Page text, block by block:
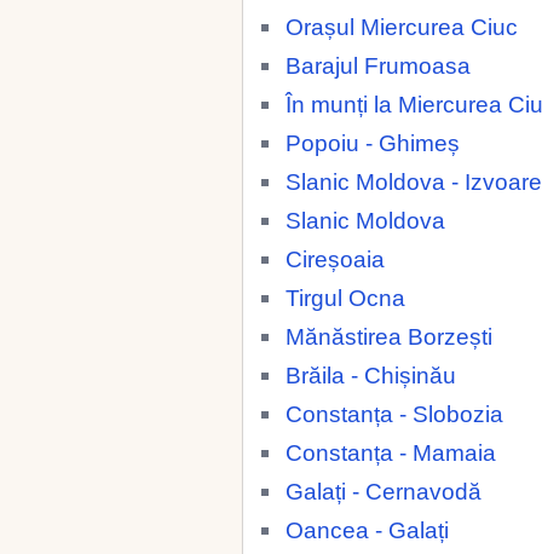
Orașul Miercurea Ciuc
Barajul Frumoasa
În munți la Miercurea
Popoiu - Ghimeș
Slanic Moldova - Izvoare
Slanic Moldova
Cireșoaia
Tirgul Ocna
Mănăstirea Borzești
Brăila - Chișinău
Constanța - Slobozia
Constanța - Mamaia
Galați - Cernavodă
Oancea - Galați